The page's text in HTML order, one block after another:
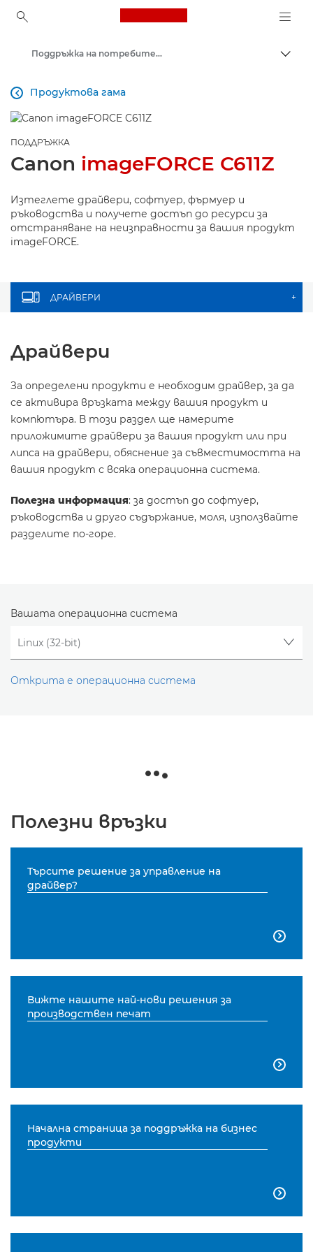
Canon Logo, back to
Поддръжка на потребителски продукти
Продуктова гама

ПОДДРЪЖКА
Canon imageFORCE C611Z
Изтеглете драйвери, софтуер, фърмуер и
ръководства и получете достъп до ресурси за
отстраняване на неизправности за вашия продукт
imageFORCE.
ДРАЙВЕРИ +
Драйвери
За определени продукти е необходим драйвер, за да
се активира връзката между вашия продукт и
компютъра. В този раздел ще намерите
приложимите драйвери за вашия продукт или при
липса на драйвери, обяснение за съвместимостта на
вашия продукт с всяка операционна система.
Полезна информация: за достъп до софтуер,
ръководства и друго съдържание, моля, използвайте
разделите по-горе.
Вашата операционна система
Открита е операционна система
Полезни връзки
Търсите решение за управление на
драйвер?

Вижте нашите най-нови решения за
производствен печат

Начална страница за поддръжка на бизнес
продукти
